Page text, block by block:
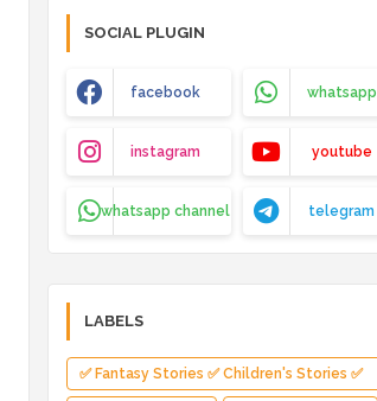
SOCIAL PLUGIN
facebook whatsapp
instagram youtube
whatsapp channel telegram
LABELS
✅ Fantasy Stories ✅ Children's Stories ✅